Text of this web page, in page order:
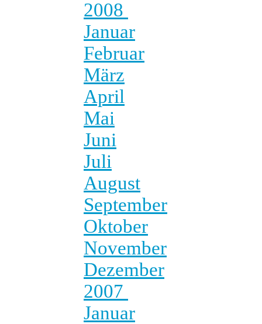
2008
Januar
Februar
März
April
Mai
Juni
Juli
August
September
Oktober
November
Dezember
2007
Januar